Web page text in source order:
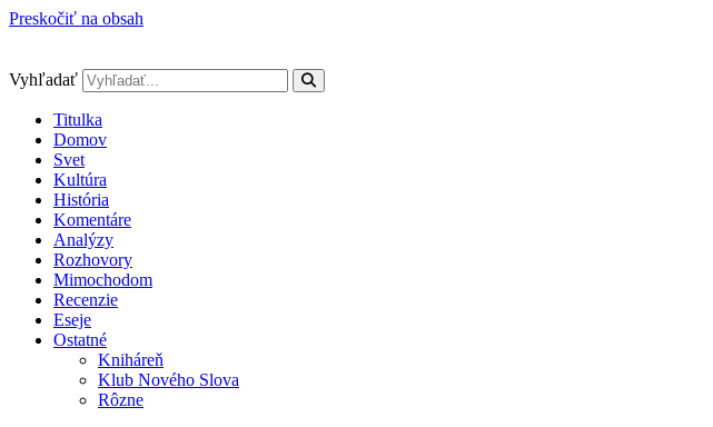
Preskočiť na obsah
Vyhľadať
Titulka
Domov
Svet
Kultúra
História
Komentáre
Analýzy
Rozhovory
Mimochodom
Recenzie
Eseje
Ostatné
Kniháreň
Klub Nového Slova
Rôzne